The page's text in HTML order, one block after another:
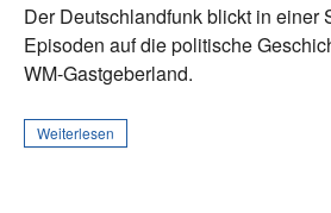
Der Deutschlandfunk blickt in einer
Episoden auf die politische
WM-Gastgeberland.
Weiterlesen